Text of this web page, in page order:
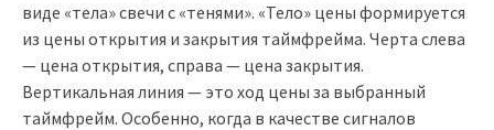
виде «‎тела» свечи с «‎тенями»‎.‎ «‎Тело» цены формируется
из цены открытия и закрытия таймфрейма. Черта слева
— цена открытия, справа — цена закрытия.
Вертикальная линия — это ход цены за выбранный
таймфрейм. Особенно, когда в качестве сигналов